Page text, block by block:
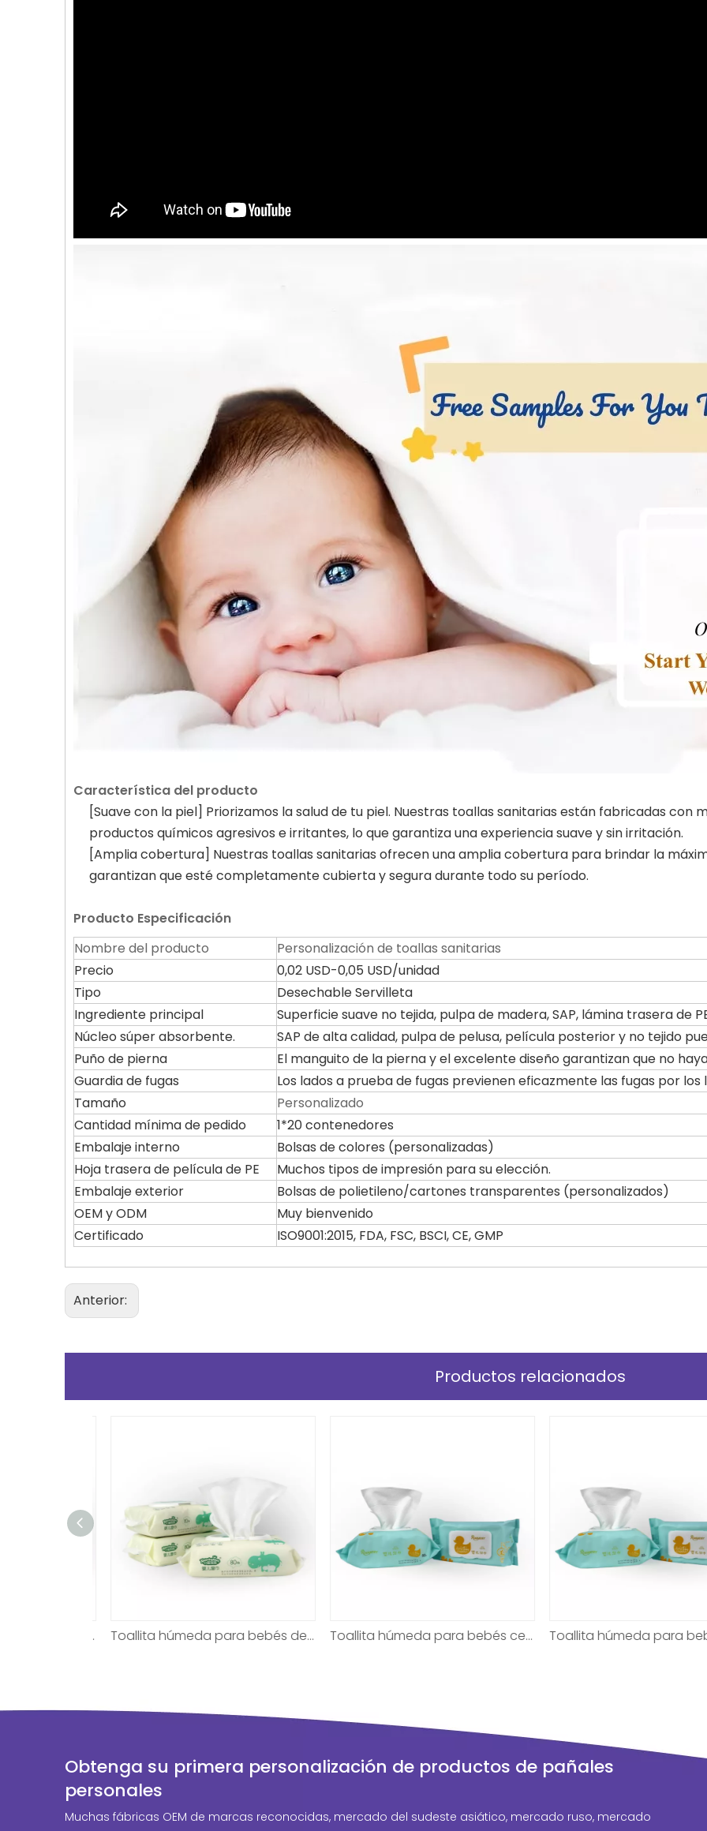
Característica del producto
[Suave con la piel] Priorizamos la salud de tu piel. Nuestras toallas sanitarias están fabricadas con
productos químicos agresivos e irritantes, lo que garantiza una experiencia suave y sin irritación.
[Amplia cobertura] Nuestras toallas sanitarias ofrecen una amplia cobertura para brindar la
garantizan que esté completamente cubierta y segura durante todo su período.
Producto Especificación
Nombre del producto
Personalización de toallas sanitarias
Precio
0,02 USD-0,05 USD/unidad
Tipo
DesechableServilleta
Ingrediente principal
Superficie suave no tejida, pulpa de madera, SAP, lámina trasera de
Núcleo súper absorbente.
SAP de alta calidad, pulpa de pelusa, película posterior y no tejido
Puño de pierna
El manguito de la pierna y el excelente diseño garantizan que no
Guardia de fugas
Los lados a prueba de fugas previenen eficazmente las fugas por los
Tamaño
Personalizado
Cantidad mínima de pedido
1*20 contenedores
Embalaje interno
Bolsas de colores (personalizadas)
Hoja trasera de película de PE
Muchos tipos de impresión para su elección.
Embalaje exterior
Bolsas de polietileno/cartones transparentes (personalizados)
OEM y ODM
Muy bienvenido
Certificado
ISO9001:2015, FDA, FSC, BSCI, CE, GMP
Anterior:
Productos relacionados
Toallita húmeda para bebés de alta calidad no tejida para desinfectar Toallita húmeda para bebés certificada de alta calidad para eliminar la suciedad
Obtenga su primera personalización de productos de pañales
personales
Muchas fábricas OEM de marcas reconocidas, mercado del sudeste asiático, mercado ruso, mercado